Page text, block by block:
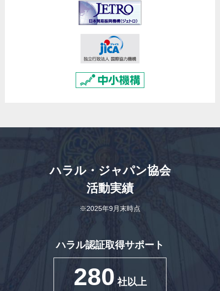
ハラル・ジャパン協会
活動実績
※2025年9月末時点
ハラル認証取得サポート
280 社以上